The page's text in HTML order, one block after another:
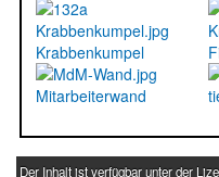
Krabbenkumpel
Mitarbeiterwand
Der Inhalt ist verfügbar unter der